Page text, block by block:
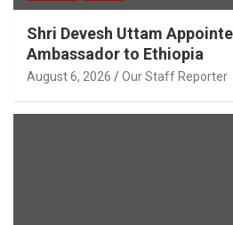
Shri Devesh Uttam
Ambassador to Ethiopia
August 6, 2026 Our Staff Reporter